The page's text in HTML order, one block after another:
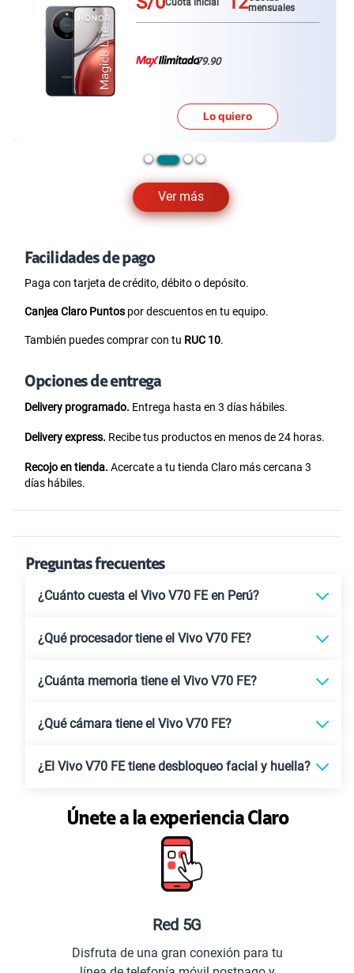
Ver más
Cuota inicial
mensuales
79.90
Lo quiero
Facilidades de pago
Paga con tarjeta de crédito, débito o depósito.
Canjea Claro Puntos por descuentos en tu equipo.
También puedes comprar con tu RUC 10.
Opciones de entrega
Delivery programado. Entrega hasta en 3 días hábiles.
Delivery express. Recibe tus productos en menos de 24 horas.
Recojo en tienda. Acercate a tu tienda Claro más cercana 3
días hábiles.
Preguntas frecuentes
¿Cuánto cuesta el Vivo V70 FE en Perú?
¿Qué procesador tiene el Vivo V70 FE?
¿Cuánta memoria tiene el Vivo V70 FE?
¿Qué cámara tiene el Vivo V70 FE?
¿El Vivo V70 FE tiene desbloqueo facial y huella?
Únete a la experiencia Claro
Red 5G
Disfruta de una gran conexión para tu